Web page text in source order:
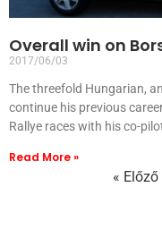
Overall win on
2017/06/03
The threefold Hungarian,
continue his previous
Rallye races with his co-
Read More »
« Előző